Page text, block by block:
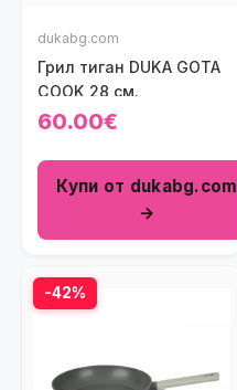
dukabg.com
Грил тиган DUKA GOTA
COOK 28 см.
60.00€
Купи от dukabg.com
→
-42%